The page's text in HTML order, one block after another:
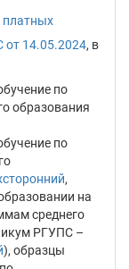
платных
от 14.05.2024, в
по
образования
по
,
на
среднего
РГУПС –
), образцы